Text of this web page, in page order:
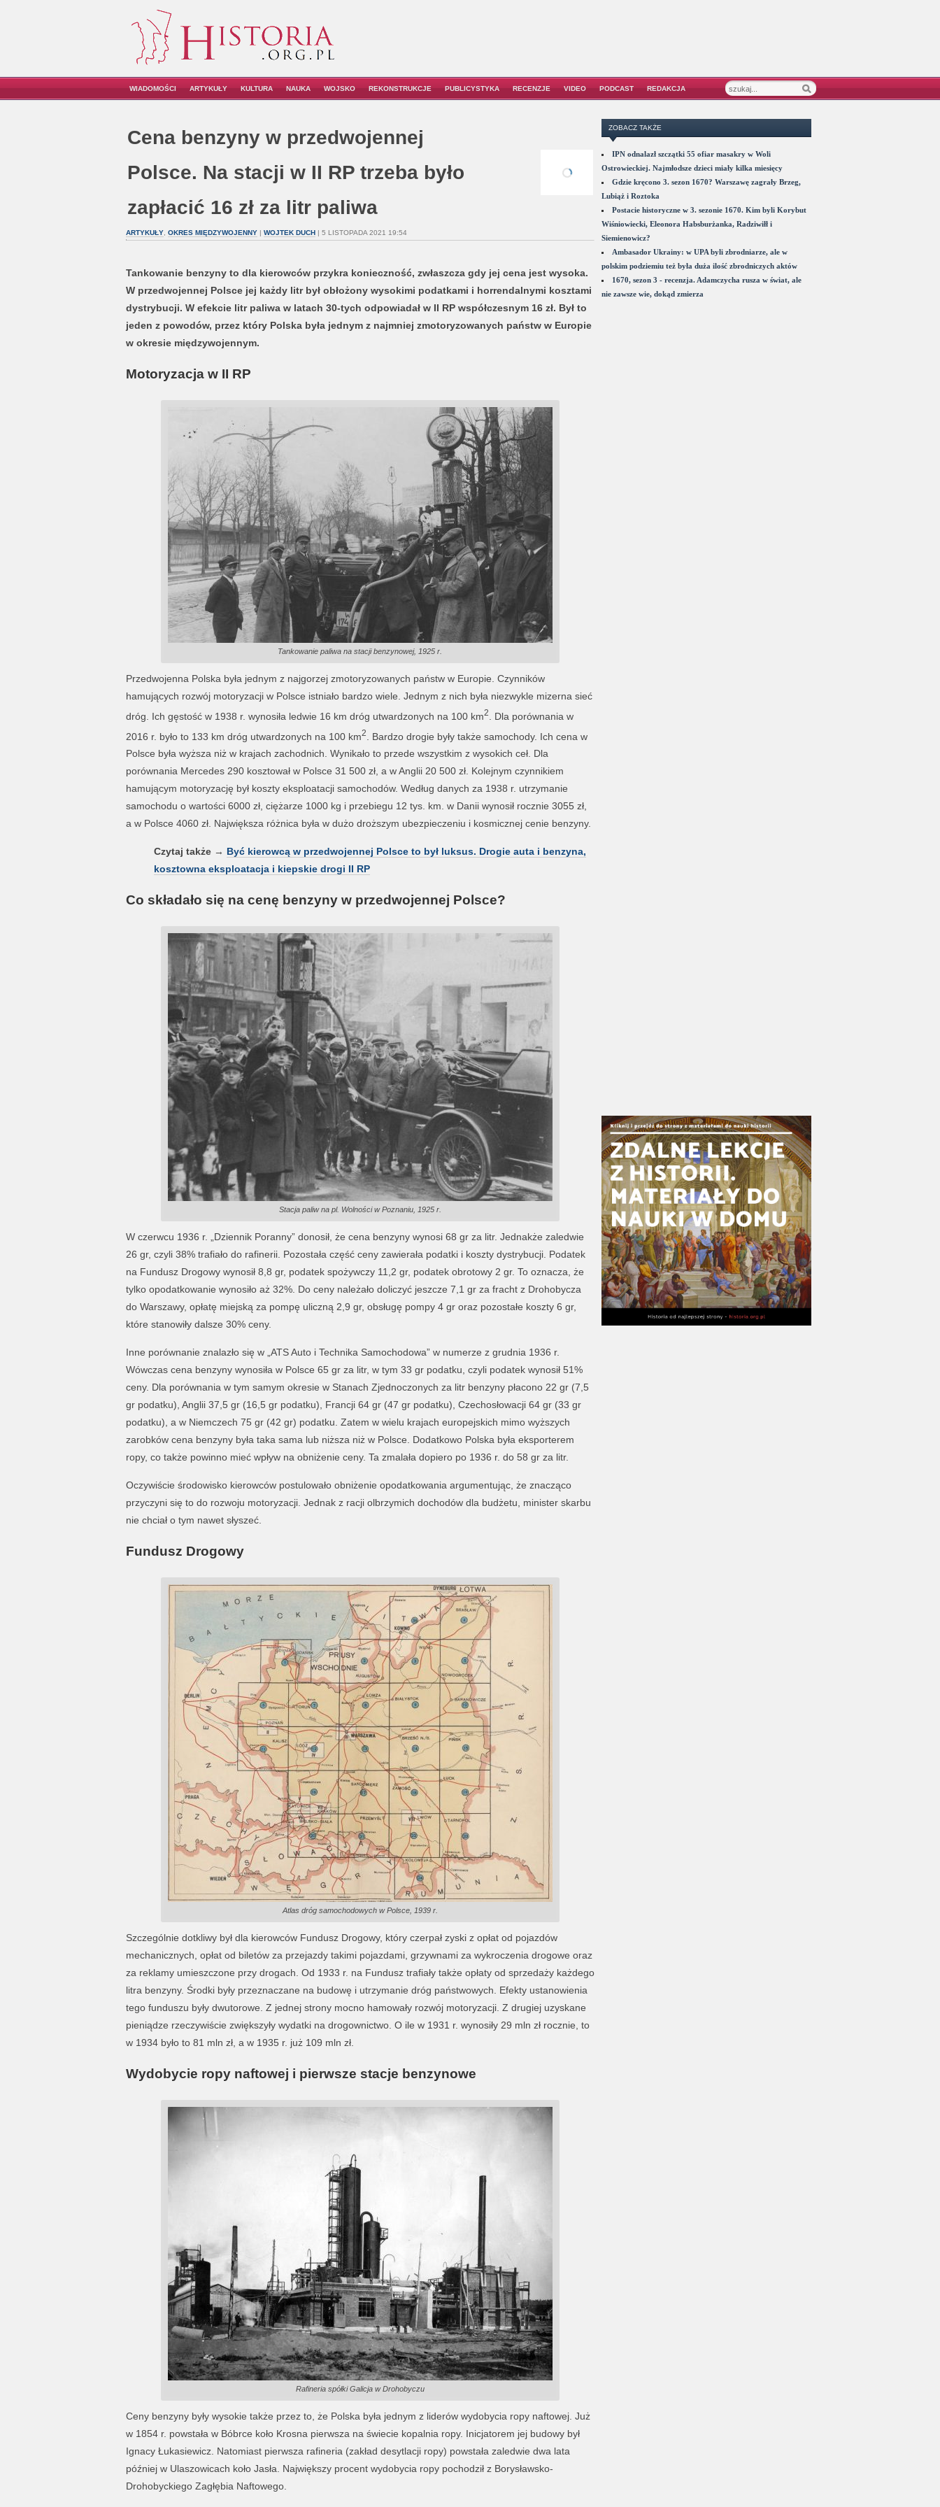
WIADOMOŚCI ARTYKUŁY KULTURA NAUKA WOJSKO REKONSTRUKCJE PUBLICYSTYKA RECENZJE VIDEO PODCAST REDAKCJA
Cena benzyny w przedwojennej
Polsce. Na stacji w II RP trzeba było
zapłacić 16 zł za litr paliwa
ARTYKUŁY, OKRES MIĘDZYWOJENNY| WOJTEK DUCH| 5 LISTOPADA 2021 19:54
Tankowanie benzyny to dla kierowców przykra konieczność, zwłaszcza gdy jej cena jest wysoka.
W przedwojennej Polsce jej każdy litr był obłożony wysokimi podatkami i horrendalnymi kosztami
dystrybucji. W efekcie litr paliwa w latach 30-tych odpowiadał w II RP współczesnym 16 zł. Był to
jeden z powodów, przez który Polska była jednym z najmniej zmotoryzowanych państw w Europie
w okresie międzywojennym.
Motoryzacja w II RP
Tankowanie paliwa na stacji benzynowej, 1925 r.
Przedwojenna Polska była jednym z najgorzej zmotoryzowanych państw w Europie. Czynników
hamujących rozwój motoryzacji w Polsce istniało bardzo wiele. Jednym z nich była niezwykle mizerna sieć
dróg. Ich gęstość w 1938 r. wynosiła ledwie 16 km dróg utwardzonych na 100 km2
. Dla porównania w
2016 r. było to 133 km dróg utwardzonych na 100 km2
. Bardzo drogie były także samochody. Ich cena w
Polsce była wyższa niż w krajach zachodnich. Wynikało to przede wszystkim z wysokich ceł. Dla
porównania Mercedes 290 kosztował w Polsce 31 500 zł, a w Anglii 20 500 zł. Kolejnym czynnikiem
hamującym motoryzację był koszty eksploatacji samochodów. Według danych za 1938 r. utrzymanie
samochodu o wartości 6000 zł, ciężarze 1000 kg i przebiegu 12 tys. km. w Danii wynosił rocznie 3055 zł,
a w Polsce 4060 zł. Największa różnica była w dużo droższym ubezpieczeniu i kosmicznej cenie benzyny.
Czytaj także→ Być kierowcą w przedwojennej Polsce to był luksus. Drogie auta i benzyna,
kosztowna eksploatacja i kiepskie drogi II RP
Co składało się na cenę benzyny w przedwojennej Polsce?
Stacja paliw na pl. Wolności w Poznaniu, 1925 r.
W czerwcu 1936 r. „Dziennik Poranny” donosił, że cena benzyny wynosi 68 gr za litr. Jednakże zaledwie
26 gr, czyli 38% trafiało do rafinerii. Pozostała część ceny zawierała podatki i koszty dystrybucji. Podatek
na Fundusz Drogowy wynosił 8,8 gr, podatek spożywczy 11,2 gr, podatek obrotowy 2 gr. To oznacza, że
tylko opodatkowanie wynosiło aż 32%. Do ceny należało doliczyć jeszcze 7,1 gr za fracht z Drohobycza
do Warszawy, opłatę miejską za pompę uliczną 2,9 gr, obsługę pompy 4 gr oraz pozostałe koszty 6 gr,
które stanowiły dalsze 30% ceny.
Inne porównanie znalazło się w „ATS Auto i Technika Samochodowa” w numerze z grudnia 1936 r.
Wówczas cena benzyny wynosiła w Polsce 65 gr za litr, w tym 33 gr podatku, czyli podatek wynosił 51%
ceny. Dla porównania w tym samym okresie w Stanach Zjednoczonych za litr benzyny płacono 22 gr (7,5
gr podatku), Anglii 37,5 gr (16,5 gr podatku), Francji 64 gr (47 gr podatku), Czechosłowacji 64 gr (33 gr
podatku), a w Niemczech 75 gr (42 gr) podatku. Zatem w wielu krajach europejskich mimo wyższych
zarobków cena benzyny była taka sama lub niższa niż w Polsce. Dodatkowo Polska była eksporterem
ropy, co także powinno mieć wpływ na obniżenie ceny. Ta zmalała dopiero po 1936 r. do 58 gr za litr.
Oczywiście środowisko kierowców postulowało obniżenie opodatkowania argumentując, że znacząco
przyczyni się to do rozwoju motoryzacji. Jednak z racji olbrzymich dochodów dla budżetu, minister skarbu
nie chciał o tym nawet słyszeć.
Fundusz Drogowy
Atlas dróg samochodowych w Polsce, 1939 r.
Szczególnie dotkliwy był dla kierowców Fundusz Drogowy, który czerpał zyski z opłat od pojazdów
mechanicznych, opłat od biletów za przejazdy takimi pojazdami, grzywnami za wykroczenia drogowe oraz
za reklamy umieszczone przy drogach. Od 1933 r. na Fundusz trafiały także opłaty od sprzedaży każdego
litra benzyny. Środki były przeznaczane na budowę i utrzymanie dróg państwowych. Efekty ustanowienia
tego funduszu były dwutorowe. Z jednej strony mocno hamowały rozwój motoryzacji. Z drugiej uzyskane
pieniądze rzeczywiście zwiększyły wydatki na drogownictwo. O ile w 1931 r. wynosiły 29 mln zł rocznie, to
w 1934 było to 81 mln zł, a w 1935 r. już 109 mln zł.
Wydobycie ropy naftowej i pierwsze stacje benzynowe
Rafineria spółki Galicja w Drohobyczu
Ceny benzyny były wysokie także przez to, że Polska była jednym z liderów wydobycia ropy naftowej. Już
w 1854 r. powstała w Bóbrce koło Krosna pierwsza na świecie kopalnia ropy. Inicjatorem jej budowy był
Ignacy Łukasiewicz. Natomiast pierwsza rafineria (zakład desytlacji ropy) powstała zaledwie dwa lata
później w Ulaszowicach koło Jasła. Największy procent wydobycia ropy pochodził z Borysławsko-
Drohobyckiego Zagłębia Naftowego.
ZOBACZ TAKŻE
IPN odnalazł szczątki 55 ofiar masakry w Woli
Ostrowieckiej. Najmłodsze dzieci miały kilka miesięcy
Gdzie kręcono 3. sezon 1670? Warszawę zagrały Brzeg,
Lubiąż i Roztoka
Postacie historyczne w 3. sezonie 1670. Kim byli Korybut
Wiśniowiecki, Eleonora Habsburżanka, Radziwiłł i
Siemienowicz?
Ambasador Ukrainy: w UPA byli zbrodniarze, ale w
polskim podziemiu też była duża ilość zbrodniczych aktów
1670, sezon 3 - recenzja. Adamczycha rusza w świat, ale
nie zawsze wie, dokąd zmierza